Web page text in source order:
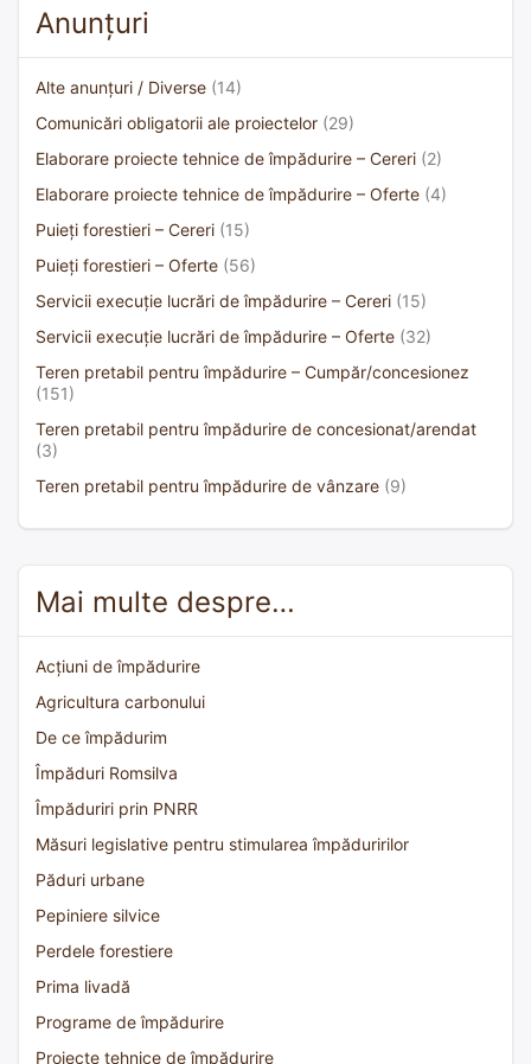
Anunțuri
Alte anunțuri / Diverse (14)
Comunicări obligatorii ale proiectelor (29)
Elaborare proiecte tehnice de împădurire – Cereri (2)
Elaborare proiecte tehnice de împădurire – Oferte (4)
Puieți forestieri – Cereri (15)
Puieți forestieri – Oferte (56)
Servicii execuție lucrări de împădurire – Cereri (15)
Servicii execuție lucrări de împădurire – Oferte (32)
Teren pretabil pentru împădurire – Cumpăr/concesionez
(151)
Teren pretabil pentru împădurire de concesionat/arendat
(3)
Teren pretabil pentru împădurire de vânzare (9)
Mai multe despre…
Acțiuni de împădurire
Agricultura carbonului
De ce împădurim
Împăduri Romsilva
Împăduriri prin PNRR
Măsuri legislative pentru stimularea împăduririlor
Păduri urbane
Pepiniere silvice
Perdele forestiere
Prima livadă
Programe de împădurire
Proiecte tehnice de împădurire